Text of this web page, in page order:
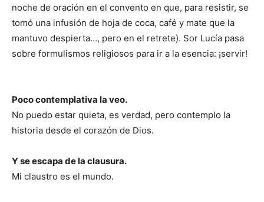
noche de oración en el convento en que, para resistir, se
tomó una infusión de hoja de coca, café y mate que la
mantuvo despierta…, pero en el retrete). Sor Lucía pasa
sobre formulismos religiosos para ir a la esencia: ¡servir!
Poco contemplativa la veo.
No puedo estar quieta, es verdad, pero contemplo la
historia desde el corazón de Dios.
Y se escapa de la clausura.
Mi claustro es el mundo.